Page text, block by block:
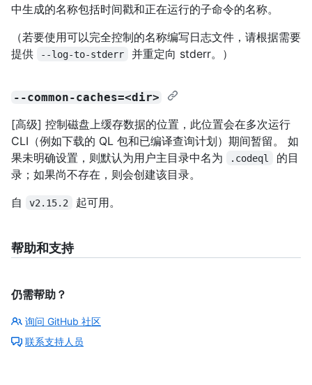
中生成的名称包括时间戳和正在运行的子命令的名称。
（若要使用可以完全控制的名称编写日志文件，请根据需要
提供
--log-to-stderr 并重定向 stderr。）
--common-caches=<dir>
[高级] 控制磁盘上缓存数据的位置，此位置会在多次运行
CLI（例如下载的 QL 包和已编译查询计划）期间暂留。 如
果未明确设置，则默认为用户主目录中名为
.codeql
的目
录；如果尚不存在，则会创建该目录。
自
v2.15.2 起可用。
帮助和支持
仍需帮助？
询问 GitHub 社区
联系支持人员